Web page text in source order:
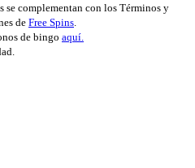
se complementan con los Términos y
de Free Spins
de bingo aquí.